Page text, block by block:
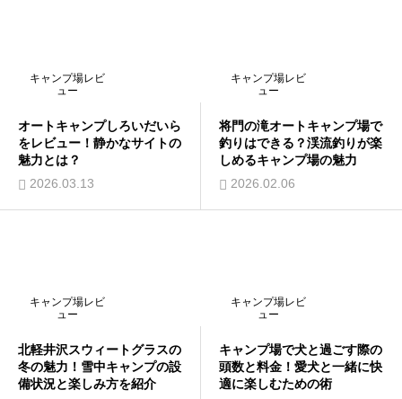
キャンプ場レビ
ュー
オートキャンプしろいだいら
をレビュー！静かなサイトの
魅力とは？
2026.03.13
キャンプ場レビ
ュー
将門の滝オートキャンプ場で
釣りはできる？渓流釣りが楽
しめるキャンプ場の魅力
2026.02.06
キャンプ場レビ
ュー
北軽井沢スウィートグラスの
冬の魅力！雪中キャンプの設
備状況と楽しみ方を紹介
キャンプ場レビ
ュー
キャンプ場で犬と過ごす際の
頭数と料金！愛犬と一緒に快
適に楽しむための術